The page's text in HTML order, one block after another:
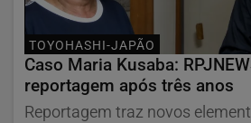
TOYOHASHI-JAPÃO
Caso Maria Kusaba:
reportagem após três anos
Reportagem traz novos